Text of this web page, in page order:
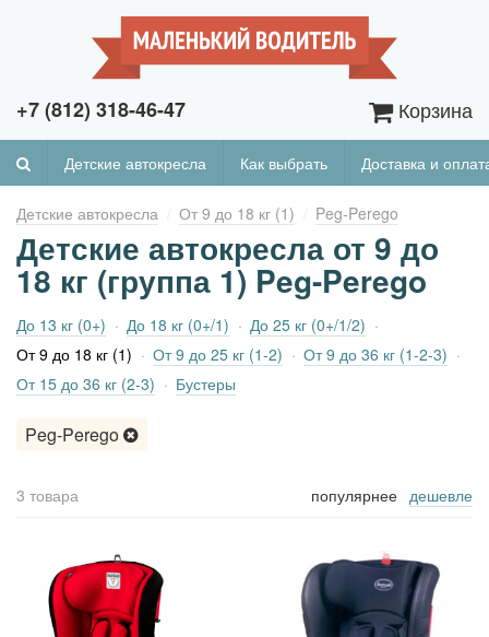
+7 (812) 318-46-47 Корзина
Детские автокресла Как выбрать Доставка и
Детские автокресла От 9 до 18 кг (1) Peg-Perego
Детские автокресла от 9 до
18 кг (группа 1) Peg-Perego
До 13 кг (0+) До 18 кг (0+/1)
До 25 кг (0+/1/2)
От 9 до 18 кг (1)
От 9 до 25 кг (1-2)
От 9 до 36 кг (1-2-3)
От 15 до 36 кг (2-3)
Бустеры
Peg-Perego
3 товара популярнее дешевле